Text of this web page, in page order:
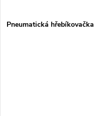
Pneumatická hřebíkovačka